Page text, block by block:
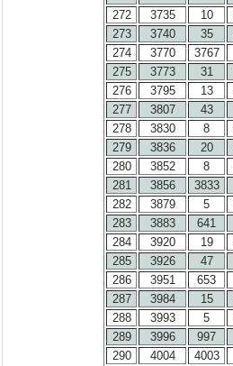
272
3735 10
273
3740 35
274
3770 3767
275
3773 31
276
3795 13
277
3807 43
278
3830 8
279
3836 20
280
3852 8
281
3856 3833
282
3879 5
283
3883 641
284
3920 19
285
3926 47
286
3951 653
287
3984 15
288
3993 5
289
3996 997
290
4004 4003